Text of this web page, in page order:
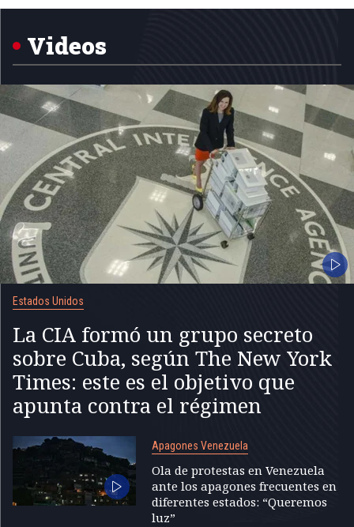
Videos
Estados Unidos
La CIA formó un grupo secreto
sobre Cuba, según The New York
Times: este es el objetivo que
apunta contra el régimen
Apagones Venezuela
Ola de protestas en Venezuela
ante los apagones frecuentes en
diferentes estados: “Queremos
luz”